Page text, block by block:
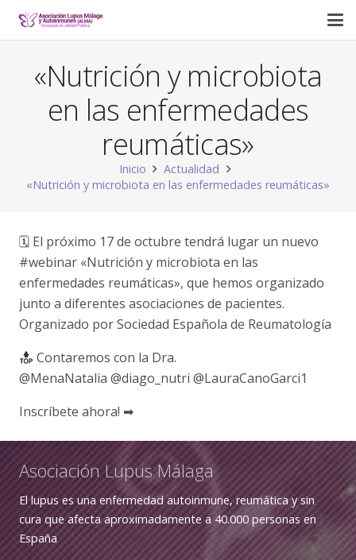
«Nutrición y microbiota
en las enfermedades
reumáticas»
Inicio
Actualidad
«Nutrición y microbiota en las enfermedades reumáticas»
🗓 El próximo 17 de octubre tendrá lugar un nuevo
#webinar «Nutrición y microbiota en las
enfermedades reumáticas», que hemos organizado
junto a diferentes asociaciones de pacientes.
Organizado por Sociedad Española de Reumatología
Contaremos con la Dra.
@MenaNatalia @diago_nutri @LauraCanoGarci1
Inscríbete ahora! ➡
Asociación Lupus Málaga
El lupus es una enfermedad autoinmune, reumática y sin
cura que afecta aproximadamente a 40.000 personas en
España